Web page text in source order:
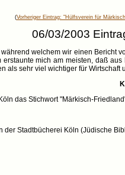
(Vorheriger Eintrag: "Hülfsverein für
06/03/2003
während welchem wir einen Bericht
mich am meisten, daß
als sehr viel wichtiger für
das Stichwort "Märkisch-
Stadtbücherei Köln (Jüdische